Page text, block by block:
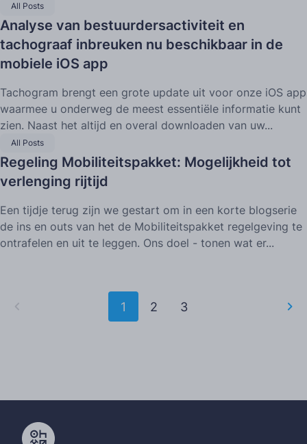
All Posts
Analyse van bestuurdersactiviteit en
tachograaf inbreuken nu beschikbaar in de
mobiele iOS app
Tachogram brengt een grote update uit voor onze iOS app
waarmee u onderweg de meest essentiële informatie kunt
zien. Naast het altijd en overal downloaden van uw...
All Posts
Regeling Mobiliteitspakket: Mogelijkheid tot
verlenging rijtijd
Een tijdje terug zijn we gestart om in een korte blogserie
de ins en outs van het de Mobiliteitspakket regelgeving te
ontrafelen en uit te leggen. Ons doel - tonen wat er...
1 2 3